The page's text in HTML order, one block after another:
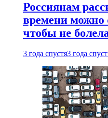
Россиянам
времени можно
чтобы не
3 года спустя3 года